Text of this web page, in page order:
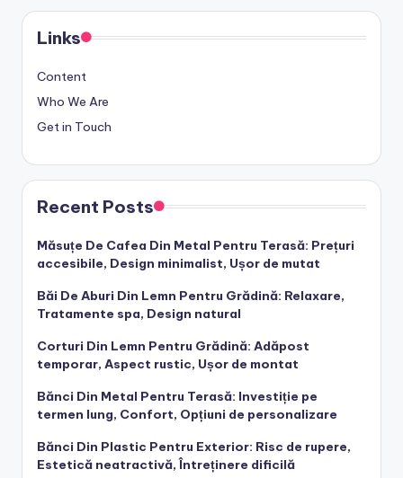
Links
Content
Who We Are
Get in Touch
Recent Posts
Măsuțe De Cafea Din Metal Pentru Terasă: Prețuri
accesibile, Design minimalist, Ușor de mutat
Băi De Aburi Din Lemn Pentru Grădină: Relaxare,
Tratamente spa, Design natural
Corturi Din Lemn Pentru Grădină: Adăpost
temporar, Aspect rustic, Ușor de montat
Bănci Din Metal Pentru Terasă: Investiție pe
termen lung, Confort, Opțiuni de personalizare
Bănci Din Plastic Pentru Exterior: Risc de rupere,
Estetică neatractivă, Întreținere dificilă